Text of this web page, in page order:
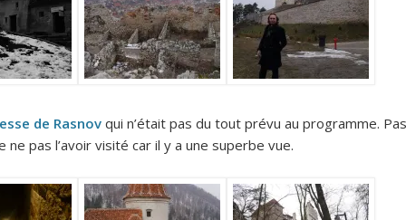
de Rasnovqui n’était pas du tout prévu au programme. Pas
pas l’avoir visité car il y a une superbe vue.